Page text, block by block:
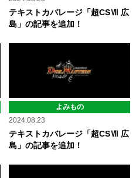
テキストカバレージ「超CSⅦ 広
島」の記事を追加！
よみもの
2024.08.23
テキストカバレージ「超CSⅦ 広
島」の記事を追加！